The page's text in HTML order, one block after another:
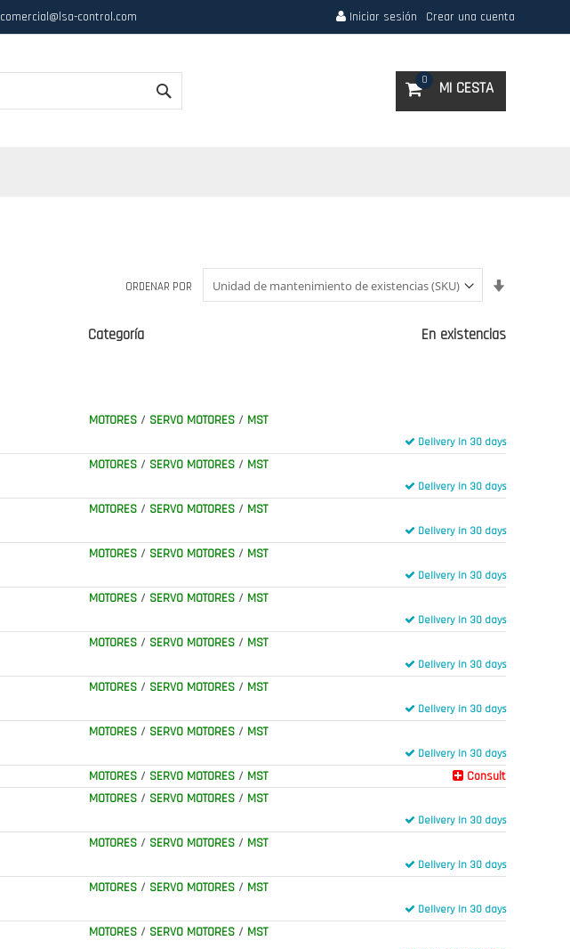
comercial@lsa-control.com Iniciar sesión Crear una cuenta
MI CESTA
0
ORDENAR POR
Categoría En existencias
MOTORES/ SERVO MOTORES/ MST
Delivery in 30 days
MOTORES/ SERVO MOTORES/ MST
Delivery in 30 days
MOTORES/ SERVO MOTORES/ MST
Delivery in 30 days
MOTORES/ SERVO MOTORES/ MST
Delivery in 30 days
MOTORES/ SERVO MOTORES/ MST
Delivery in 30 days
MOTORES/ SERVO MOTORES/ MST
Delivery in 30 days
MOTORES/ SERVO MOTORES/ MST
Delivery in 30 days
MOTORES/ SERVO MOTORES/ MST
Delivery in 30 days
MOTORES/ SERVO MOTORES/ MST
Consult
MOTORES/ SERVO MOTORES/ MST
Delivery in 30 days
MOTORES/ SERVO MOTORES/ MST
Delivery in 30 days
MOTORES/ SERVO MOTORES/ MST
Delivery in 30 days
MOTORES/ SERVO MOTORES/ MST